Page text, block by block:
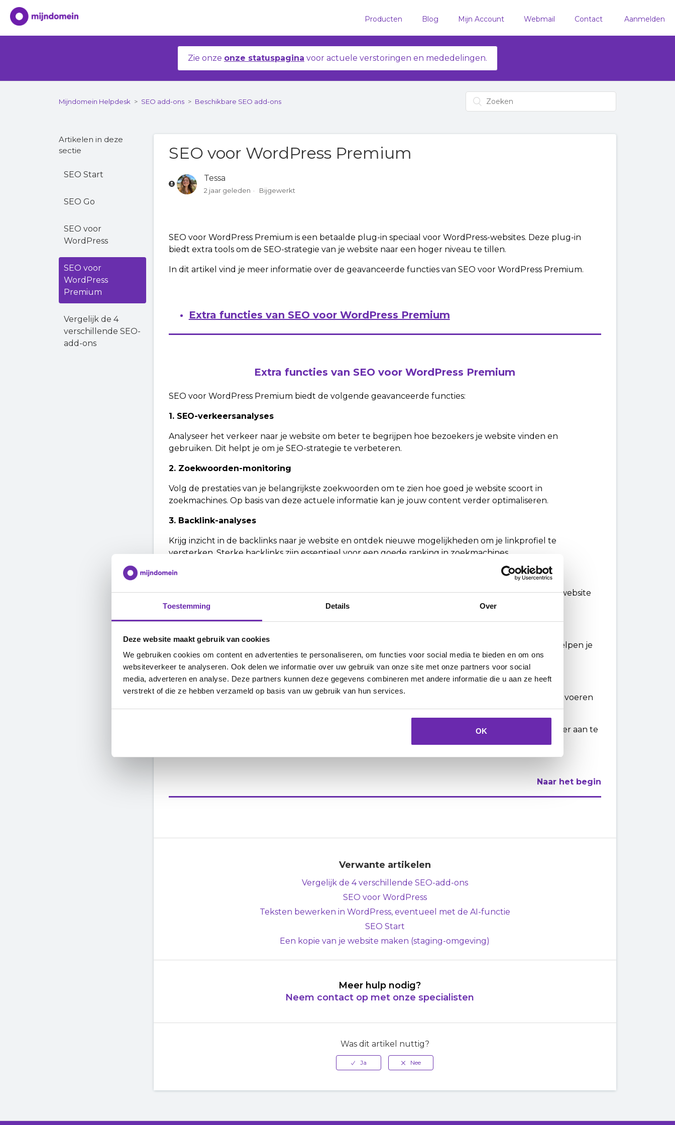
Toestemming Details Over
Deze website maakt gebruik van cookies
We gebruiken cookies om content en advertenties te personaliseren, om functies voor social media te bieden en om ons
websiteverkeer te analyseren. Ook delen we informatie over uw gebruik van onze site met onze partners voor social
media, adverteren en analyse. Deze partners kunnen deze gegevens combineren met andere informatie die u aan ze heeft
verstrekt of die ze hebben verzameld op basis van uw gebruik van hun services.
OK
Producten Blog Mijn Account Webmail Contact Aanmelden
Zie onze onze statuspagina voor actuele verstoringen en mededelingen.
Mijndomein Helpdesk SEO add-ons Beschikbare SEO add-ons
Artikelen in deze
sectie
SEO Start
SEO Go
SEO voor
WordPress
SEO voor
WordPress
Premium
Vergelijk de 4
verschillende SEO-
add-ons
SEO voor WordPress Premium
Tessa
2 jaar geleden Bijgewerkt
SEO voor WordPress Premium is een betaalde plug-in speciaal voor WordPress-websites. Deze plug-in
biedt extra tools om de SEO-strategie van je website naar een hoger niveau te tillen.
In dit artikel vind je meer informatie over de geavanceerde functies van SEO voor WordPress Premium.
Extra functies van SEO voor WordPress Premium
Extra functies van SEO voor WordPress Premium
SEO voor WordPress Premium biedt de volgende geavanceerde functies:
1. SEO-verkeersanalyses
Analyseer het verkeer naar je website om beter te begrijpen hoe bezoekers je website vinden en
gebruiken. Dit helpt je om je SEO-strategie te verbeteren.
2. Zoekwoorden-monitoring
Volg de prestaties van je belangrijkste zoekwoorden om te zien hoe goed je website scoort in
zoekmachines. Op basis van deze actuele informatie kan je jouw content verder optimaliseren.
3. Backlink-analyses
Krijg inzicht in de backlinks naar je website en ontdek nieuwe mogelijkheden om je linkprofiel te
versterken. Sterke backlinks zijn essentieel voor een goede ranking in zoekmachines.
4. Concurrentenanalyses
Vergelijk je website met die van je concurrenten om kansen te ontdekken en te zien hoe je jouw website
kan onderscheiden. Zo kan je jouw SEO-aanpak verder verfijnen.
5. AI-tools
Gebruik geavanceerde AI-tools om je SEO-taken te automatiseren en optimaliseren. Deze tools helpen je
om efficiënter te werken en betere resultaten te behalen.
6. Actieplannen en takenlijsten
Werk met gedetailleerde actieplannen en takenlijsten om een geavanceerde SEO-strategie uit te voeren
en je doelen te bereiken.
Deze krachtige SEO-tools helpen je om de vindbaarheid van je website te verbeteren, meer verkeer aan te
Naar het begin
Verwante artikelen
Vergelijk de 4 verschillende SEO-add-ons
SEO voor WordPress
Teksten bewerken in WordPress, eventueel met de AI-functie
SEO Start
Een kopie van je website maken (staging-omgeving)
Meer hulp nodig?
Neem contact op met onze specialisten
Was dit artikel nuttig?